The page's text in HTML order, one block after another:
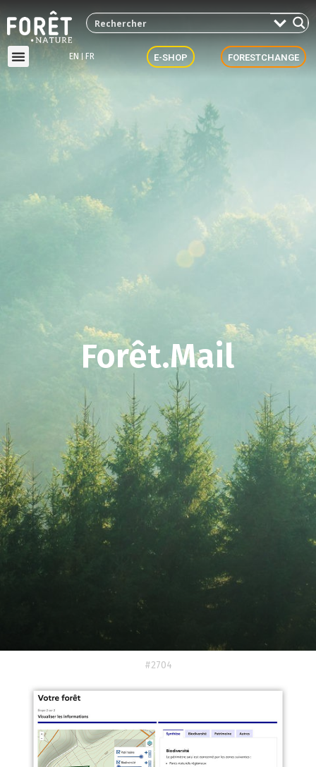
EN FR E-SHOP FORESTCHANGE
Forêt.Mail
#2704